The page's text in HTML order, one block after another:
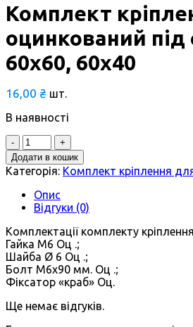
Комплект
оцинкований під
60х60, 60х40
16,00 ₴ шт.
В наявності
Quantity
Додати в кошик
Категорія: Комплект кріплення
Опис
Відгуки (0)
Комплектації комплекту
Гайка М6 Оц .;
Шайба Ø 6 Оц .;
Болт М6х90 мм. Оц .;
Фіксатор «краб» Оц.
Ще немає відгуків.